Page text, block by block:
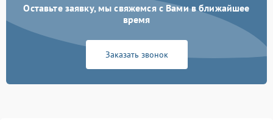
Оставьте заявку, мы свяжемся с Вами в ближайшее
время
Заказать звонок